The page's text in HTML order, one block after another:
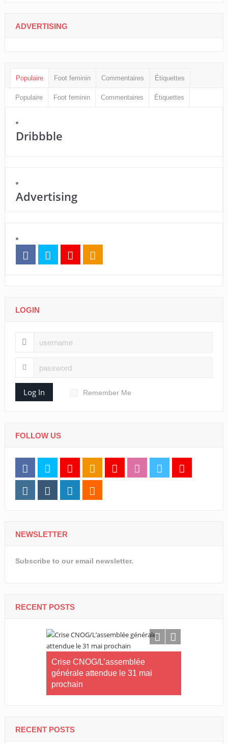
ADVERTISING
Populaire Foot feminin Commentaires Étiquettes
Populaire Foot feminin Commentaires Étiquettes
Dribbble
Advertising
LOGIN
Log In Remember Me
FOLLOW US
NEWSLETTER
Subscribe to our email newsletter.
RECENT POSTS
Crise CNOG/L’assemblée
générale attendue le 31 mai
prochain
RECENT POSTS